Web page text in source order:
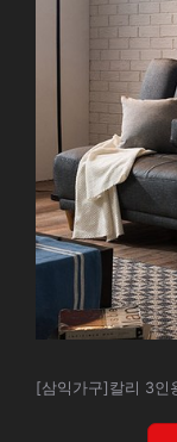
[삼익가구]칼리 3인